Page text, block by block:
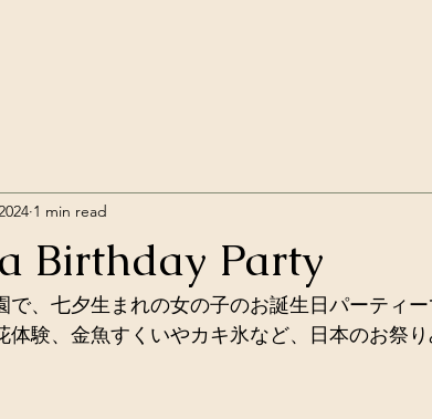
Birthday Party
1 min read
で、七夕生まれの女の子のお誕生日パーティー
体験、金魚すくいやカキ氷など、日本のお祭り